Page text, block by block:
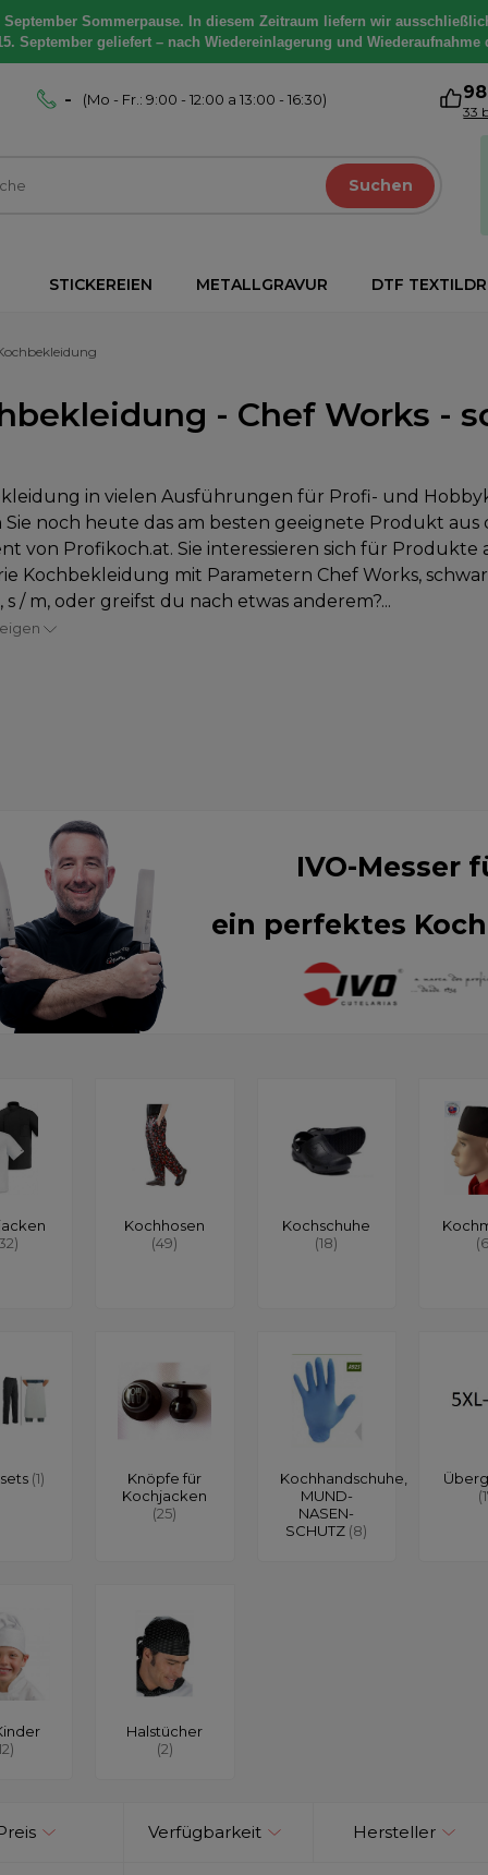
Sommerpause. In diesem Zeitraum liefern wir
September geliefert – nach Wiedereinlagerung und
- (Mo - Fr.: 9:00 - 12:00 a 13:00 - 16:30)
33
Suchen
STICKEREIEN METALLGRAVUR DTF
- Chef Works -
in vielen Ausführungen für Profi- und
Sie noch heute das am besten geeignete Produkt aus
von Profikoch.at. Sie interessieren sich für Produkte
Kochbekleidung mit Parametern Chef Works,
s / m, oder greifst du nach etwas anderem?...
IVO-Messer
ein perfektes
Kochhosen
(49)
Kochschuhe
(18)
(1)
Knöpfe für
Kochjacken
(25)
Kochhandschuhe,
MUND-
NASEN-
SCHUTZ (8)
Halstücher
(2)
Verfügbarkeit Hersteller